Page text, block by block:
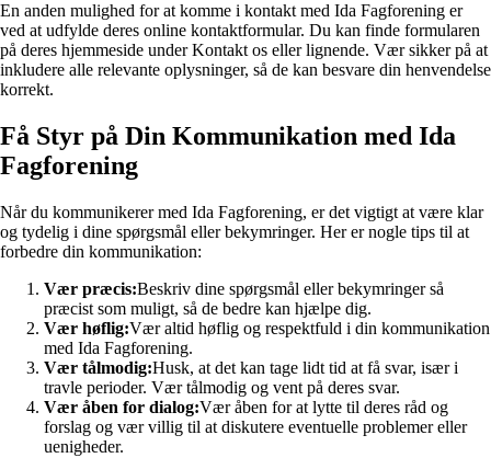
En anden mulighed for at komme i kontakt med Ida Fagforening er
ved at udfylde deres online kontaktformular. Du kan finde formularen
på deres hjemmeside under Kontakt os eller lignende. Vær sikker på at
inkludere alle relevante oplysninger, så de kan besvare din henvendelse
korrekt.
Få Styr på Din Kommunikation med Ida
Fagforening
Når du kommunikerer med Ida Fagforening, er det vigtigt at være klar
og tydelig i dine spørgsmål eller bekymringer. Her er nogle tips til at
forbedre din kommunikation:
Vær præcis:Beskriv dine spørgsmål eller bekymringer så
præcist som muligt, så de bedre kan hjælpe dig.
Vær høflig:Vær altid høflig og respektfuld i din kommunikation
med Ida Fagforening.
Vær tålmodig:Husk, at det kan tage lidt tid at få svar, især i
travle perioder. Vær tålmodig og vent på deres svar.
Vær åben for dialog:Vær åben for at lytte til deres råd og
forslag og vær villig til at diskutere eventuelle problemer eller
uenigheder.